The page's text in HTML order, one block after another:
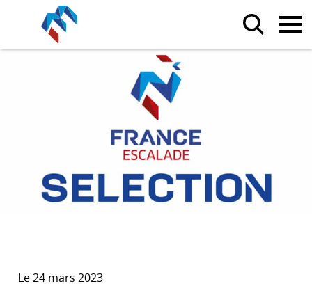
Le 24 mars 2023